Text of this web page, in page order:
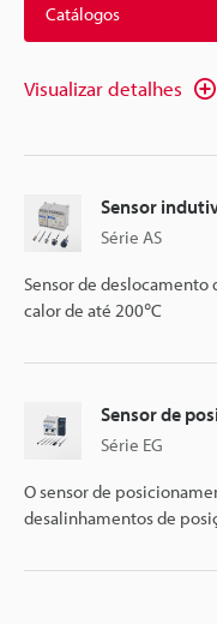
Catálogos
Visualizar detalhes
Sensor
Série AS
Sensor de deslocamento
calor de até 200℃
Sensor de
Série EG
O sensor de
desalinhamentos de